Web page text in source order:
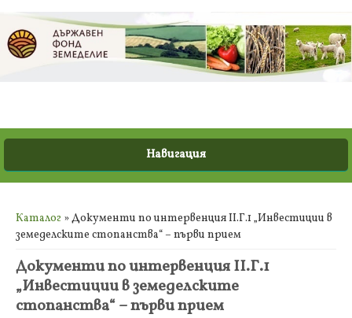
Вие сте тук
Каталог » Документи по интервенция ІІ.Г.1 „Инвестиции в
земеделските стопанства“ – първи прием
Документи по интервенция ІІ.Г.1
„Инвестиции в земеделските
стопанства“ – първи прием